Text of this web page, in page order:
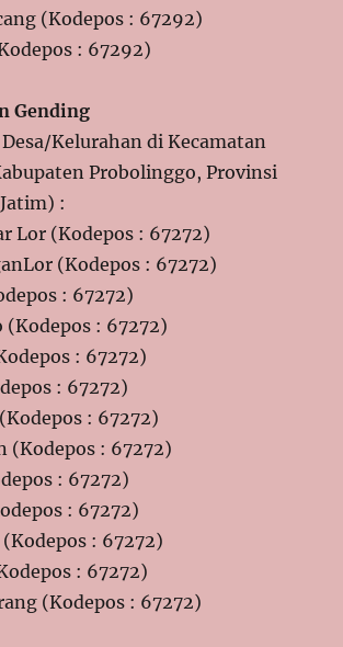
(Kodepos : 67292)
: 67292)
Gending
Kelurahan di Kecamatan
Probolinggo, Provinsi
:
Lor (Kodepos : 67272)
(Kodepos : 67272)
: 67272)
(Kodepos : 67272)
: 67272)
: 67272)
: 67272)
(Kodepos : 67272)
: 67272)
: 67272)
: 67272)
: 67272)
(Kodepos : 67272)